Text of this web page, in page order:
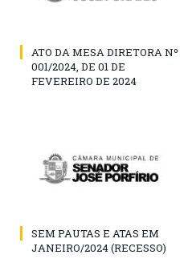
ATO DA MESA DIRETORA Nº
001/2024, DE 01 DE
FEVEREIRO DE 2024
SEM PAUTAS E ATAS EM
JANEIRO/2024 (RECESSO)